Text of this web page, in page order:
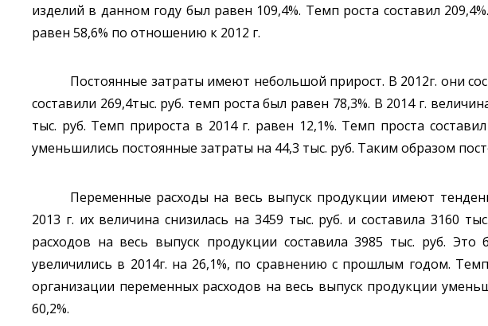
изделий в данном году был равен 109,4%. Темп роста составил
равен 58,6% по отношению к 2012 г.
Постоянные затраты имеют небольшой прирост. В 2012г. они
составили 269,4тыс. руб. темп роста был равен 78,3%. В 2014 г.
тыс. руб. Темп прироста в 2014 г. равен 12,1%. Темп проста
уменьшились постоянные затраты на 44,3 тыс. руб. Таким образом
Переменные расходы на весь выпуск продукции имеют
2013 г. их величина снизилась на 3459 тыс. руб. и составила 3160
расходов на весь выпуск продукции составила 3985 тыс. руб.
увеличились в 2014г. на 26,1%, по сравнению с прошлым годом.
организации переменных расходов на весь выпуск продукции
60,2%.